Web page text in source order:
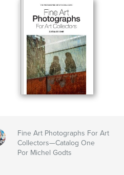
Fine Art Photographs For Art
Collectors—Catalog One
Por Michel Godts